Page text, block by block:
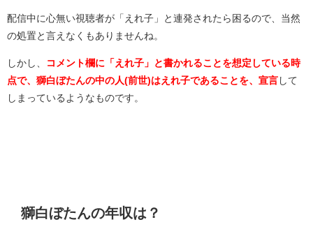
配信中に心無い視聴者が「えれ子」と連発されたら困るので、当然
の処置と言えなくもありませんね。
しかし、
コメント欄に「えれ子」と書かれることを想定している時
点で、獅白ぼたんの中の人(前世)はえれ子であることを、宣言して
しまっているようなものです。
獅白ぼたんの年収は？